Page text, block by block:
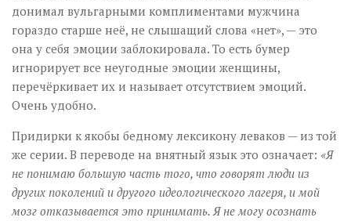
донимал вульгарными комплиментами мужчина
гораздо старше неё, не слышащий слова «нет», — это
она у себя эмоции заблокировала. То есть бумер
игнорирует все неугодные эмоции женщины,
перечёркивает их и называет отсутствием эмоций.
Очень удобно.
Придирки к якобы бедному лексикону леваков — из той
же серии. В переводе на внятный язык это означает: «Я
не понимаю большую часть того, что говорят люди из
других поколений и другого идеологического лагеря, и мой
мозг отказывается это принимать. Я не могу осознать